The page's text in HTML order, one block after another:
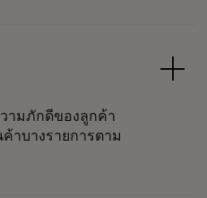
ามภักดีของลูกค้า
าบางรายการตาม